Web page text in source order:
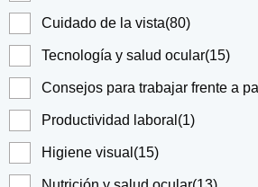
Cuidado de la vista(80)
Tecnología y salud ocular(15)
Consejos para trabajar frente a
Productividad laboral (1)
Higiene visual (15)